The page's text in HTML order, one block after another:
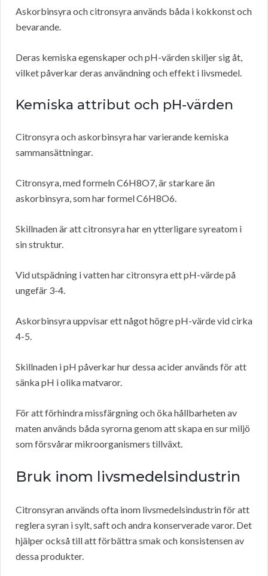
Askorbinsyra och citronsyra används båda i kokkonst och
bevarande.
Deras kemiska egenskaper och pH-värden skiljer sig åt,
vilket påverkar deras användning och effekt i livsmedel.
Kemiska attribut och pH-värden
Citronsyra och askorbinsyra har varierande kemiska
sammansättningar.
Citronsyra, med formeln C6H8O7, är starkare än
askorbinsyra, som har formel C6H8O6.
Skillnaden är att citronsyra har en ytterligare syreatom i
sin struktur.
Vid utspädning i vatten har citronsyra ett pH-värde på
ungefär 3-4.
Askorbinsyra uppvisar ett något högre pH-värde vid cirka
4-5.
Skillnaden i pH påverkar hur dessa acider används för att
sänka pH i olika matvaror.
För att förhindra missfärgning och öka hållbarheten av
maten används båda syrorna genom att skapa en sur miljö
som försvårar mikroorganismers tillväxt.
Bruk inom livsmedelsindustrin
Citronsyran används ofta inom livsmedelsindustrin för att
reglera syran i sylt, saft och andra konserverade varor. Det
hjälper också till att förbättra smak och konsistensen av
dessa produkter.